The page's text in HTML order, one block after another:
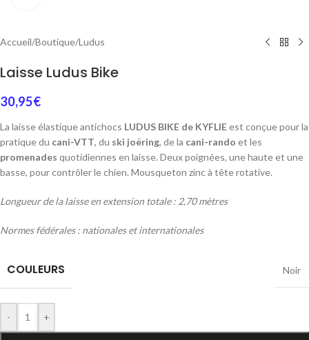
Accueil/Boutique/Ludus
Laisse Ludus Bike
30,95€
La laisse élastique antichocs LUDUS BIKE de KYFLIEest conçue pour la
pratique du cani-VTT, du ski joëring, de la cani-rando et les
promenades quotidiennes en laisse. Deux poignées, une haute et une
basse, pour contrôler le chien. Mousqueton zinc à tête rotative.
Longueur de la laisse en extension totale : 2,70 mètres
Normes fédérales : nationales et internationales
COULEURS Noir
- +